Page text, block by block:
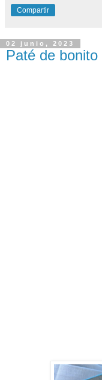
Compartir
02 junio, 2023
Paté de